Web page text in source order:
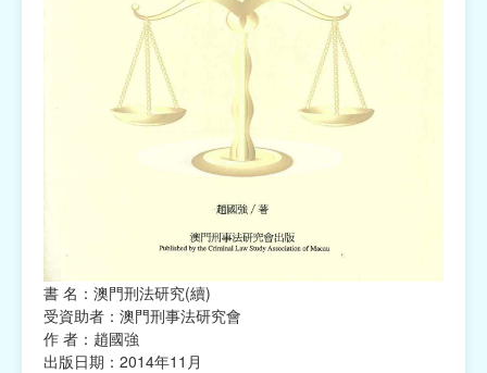
書 名：澳門刑法研究(續)
受資助者：澳門刑事法研究會
作 者：趙國強
出版日期：2014年11月